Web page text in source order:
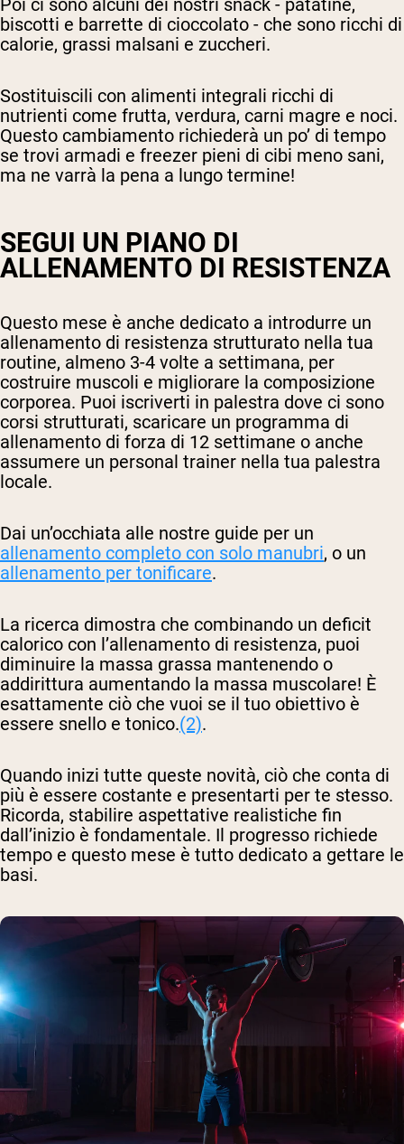
Poi ci sono alcuni dei nostri snack - patatine,
biscotti e barrette di cioccolato - che sono ricchi di
calorie, grassi malsani e zuccheri.
Sostituiscili con alimenti integrali ricchi di
nutrienti come frutta, verdura, carni magre e noci.
Questo cambiamento richiederà un po’ di tempo
se trovi armadi e freezer pieni di cibi meno sani,
ma ne varrà la pena a lungo termine!
SEGUI UN PIANO DI
ALLENAMENTO DI RESISTENZA
Questo mese è anche dedicato a introdurre un
allenamento di resistenza strutturato nella tua
routine, almeno 3-4 volte a settimana, per
costruire muscoli e migliorare la composizione
corporea. Puoi iscriverti in palestra dove ci sono
corsi strutturati, scaricare un programma di
allenamento di forza di 12 settimane o anche
assumere un personal trainer nella tua palestra
locale.
Dai un’occhiata alle nostre guide per un
allenamento completo con solo manubri, o un
allenamento per tonificare.
La ricerca dimostra che combinando un deficit
calorico con l’allenamento di resistenza, puoi
diminuire la massa grassa mantenendo o
addirittura aumentando la massa muscolare! È
esattamente ciò che vuoi se il tuo obiettivo è
essere snello e tonico.(2).
Quando inizi tutte queste novità, ciò che conta di
più è essere costante e presentarti per te stesso.
Ricorda, stabilire aspettative realistiche fin
dall’inizio è fondamentale. Il progresso richiede
tempo e questo mese è tutto dedicato a gettare le
basi.